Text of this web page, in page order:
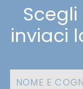
inviaci